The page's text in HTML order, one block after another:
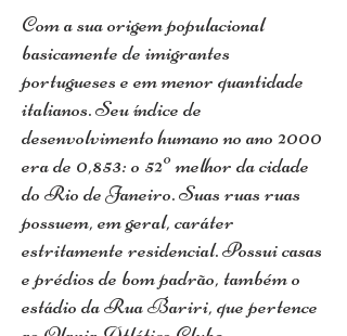
Com a sua origem populacional
basicamente de imigrantes
portugueses e em menor quantidade
italianos. Seu índice de
desenvolvimento humano no ano 2000
era de 0,853: o 52º melhor da cidade
do Rio de Janeiro. Suas ruas ruas
possuem, em geral, caráter
estritamente residencial. Possui casas
e prédios de bom padrão, também o
estádio da Rua Bariri, que pertence